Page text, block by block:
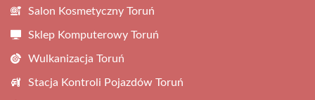
Salon Kosmetyczny Toruń
Sklep Komputerowy Toruń
Wulkanizacja Toruń
Stacja Kontroli Pojazdów Toruń